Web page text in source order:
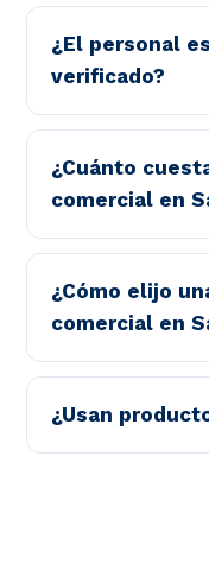
¿El personal
verificado?
¿Cuánto
comercial en
¿Cómo elijo
comercial en
¿Usan